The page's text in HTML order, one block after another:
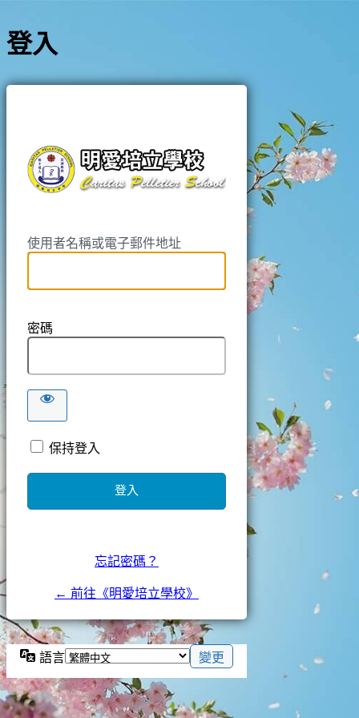
登入
https://
使用者名稱或電子郵件地址
密碼
保持登入
忘記密碼？
← 前往《明愛培立學校》
語言